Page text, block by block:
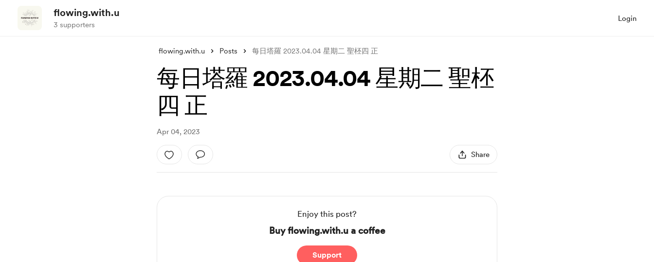
flowing.with.u
3 supporters
Login
flowing.with.u Posts 每日塔羅 2023.04.04 星期二 聖柸四 正
每日塔羅 2023.04.04 星期二 聖柸
四 正
Apr 04, 2023
Share
Enjoy this post?
Buy flowing.with.u a coffee
Support